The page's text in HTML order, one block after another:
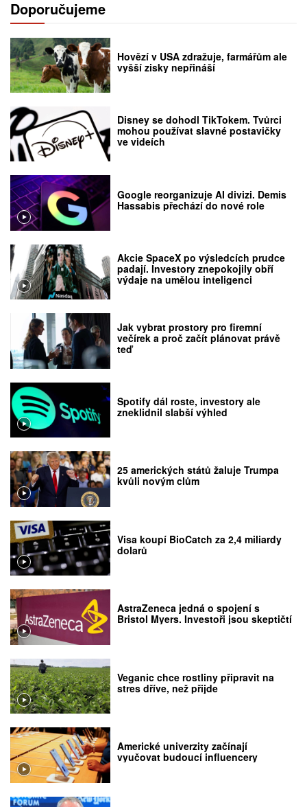
Doporučujeme
Hovězí v USA zdražuje, farmářům ale
vyšší zisky nepřináší
Disney se dohodl TikTokem. Tvůrci
mohou používat slavné postavičky
ve videích
Google reorganizuje AI divizi. Demis
Hassabis přechází do nové role
Akcie SpaceX po výsledcích prudce
padají. Investory znepokojily obří
výdaje na umělou inteligenci
Jak vybrat prostory pro firemní
večírek a proč začít plánovat právě
teď
Spotify dál roste, investory ale
zneklidnil slabší výhled
25 amerických států žaluje Trumpa
kvůli novým clům
Visa koupí BioCatch za 2,4 miliardy
dolarů
AstraZeneca jedná o spojení s
Bristol Myers. Investoři jsou skeptičtí
Veganic chce rostliny připravit na
stres dříve, než přijde
Americké univerzity začínají
vyučovat budoucí influencery